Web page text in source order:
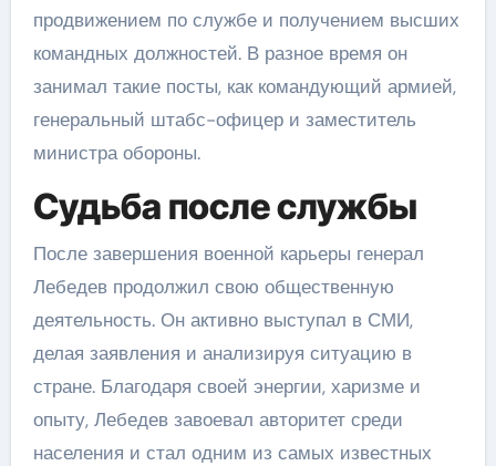
продвижением по службе и получением высших
командных должностей. В разное время он
занимал такие посты, как командующий армией,
генеральный штабс-офицер и заместитель
министра обороны.
Судьба после службы
После завершения военной карьеры генерал
Лебедев продолжил свою общественную
деятельность. Он активно выступал в СМИ,
делая заявления и анализируя ситуацию в
стране. Благодаря своей энергии, харизме и
опыту, Лебедев завоевал авторитет среди
населения и стал одним из самых известных